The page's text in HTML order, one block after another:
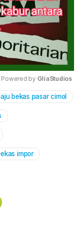
Mute
Powered by GliaStudios
bekas pasar cimol
impor